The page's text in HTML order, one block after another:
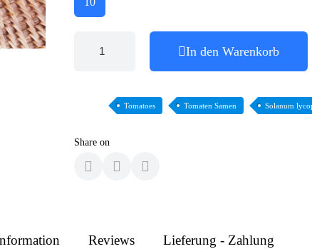
In den Warenkorb
Tomatoes Tomaten Samen Solanum
Share on
Reviews Lieferung - Zahlung